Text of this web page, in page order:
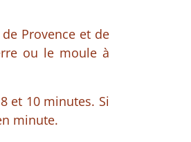
Provence et de
ou le moule à
et 10 minutes. Si
minute.